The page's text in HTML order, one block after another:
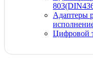
Адаптеры
Цифровой